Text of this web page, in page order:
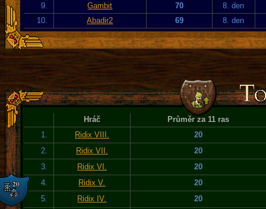
9.
Gambit 70
8. den
10.
Abadir2 69 8. den
Hráč
Průměr za 11 ras
1.
Ridix VIII.
20
2.
Ridix VII.
20
3.
Ridix VI.
20
4.
Ridix V.
20
5.
Ridix IV.
20